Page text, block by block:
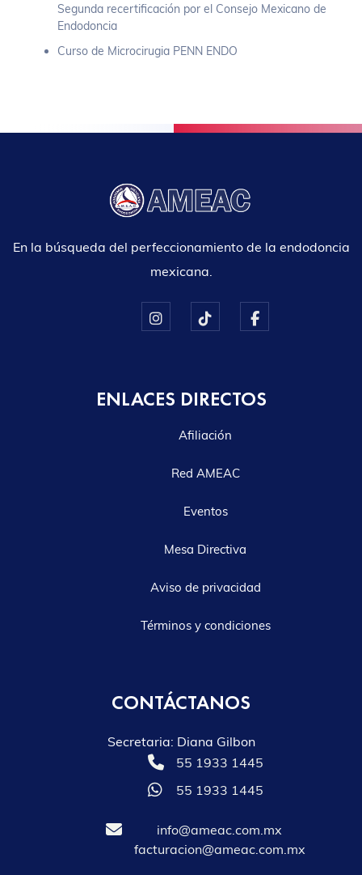
Segunda recertificación por el Consejo Mexicano de
Endodoncia
Curso de Microcirugia PENN ENDO
En la búsqueda del perfeccionamiento de la endodoncia
mexicana.
ENLACES DIRECTOS
Afiliación
Red AMEAC
Eventos
Mesa Directiva
Aviso de privacidad
Términos y condiciones
CONTÁCTANOS
Secretaria: Diana Gilbon
55 1933 1445
55 1933 1445
info@ameac.com.mx
facturacion@ameac.com.mx